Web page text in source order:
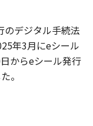
のデジタル手続法
年3月にeシール
からeシール発行
。